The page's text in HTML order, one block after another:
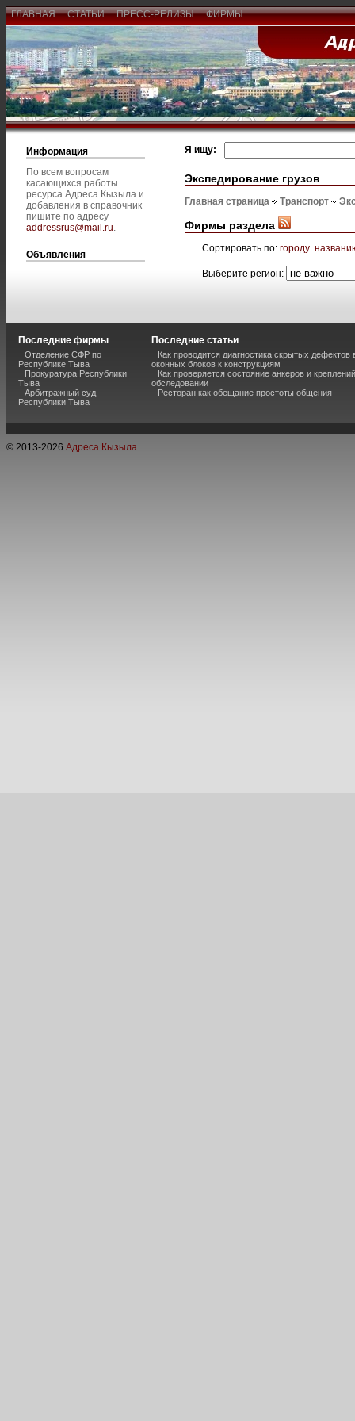
ГЛАВНАЯ СТАТЬИ ПРЕСС-РЕЛИЗЫ ФИРМЫ
Информация
По всем вопросам
касающихся работы
ресурса Адреса Кызыла и
добавления в справочник
пишите по адресу
addressrus@mail.ru.
Объявления
Я ищу:
Экспедирование грузов
Главная страница Транспорт
Фирмы раздела
Сортировать по: городу
Выберите регион:
Последние фирмы
Отделение СФР по
Республике Тыва
Прокуратура Республики
Тыва
Арбитражный суд
Республики Тыва
Последние статьи
Как проводится диагностика скрытых
оконных блоков к конструкциям
Как проверяется состояние анкеров и
обследовании
Ресторан как обещание простоты общения
© 2013-2026 Адреса Кызыла